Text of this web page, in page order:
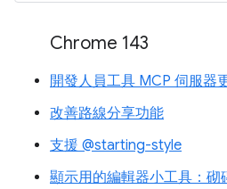
Chrome 143
開發人員工具 MCP 伺服器
改善路線分享功能
支援 @starting-style
顯示用的編輯器小工具：砌